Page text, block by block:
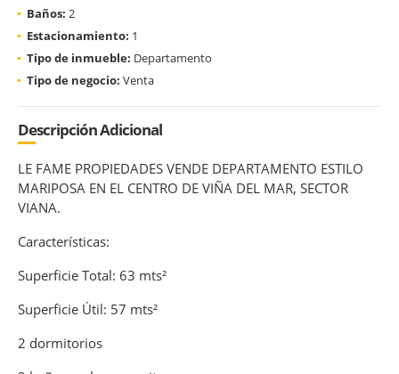
Baños: 2
Estacionamiento: 1
Tipo de inmueble: Departamento
Tipo de negocio: Venta
Descripción Adicional
LE FAME PROPIEDADES VENDE DEPARTAMENTO ESTILO
MARIPOSA EN EL CENTRO DE VIÑA DEL MAR, SECTOR
VIANA.
Características:
Superficie Total: 63 mts²
Superficie Útil: 57 mts²
2 dormitorios